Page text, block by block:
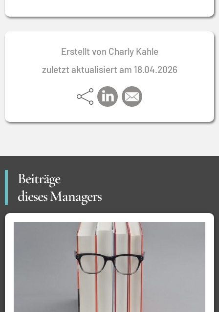
Erstellt von Charly Kahle
zuletzt aktualisiert am 18.04.2026
Beiträge
dieses Managers